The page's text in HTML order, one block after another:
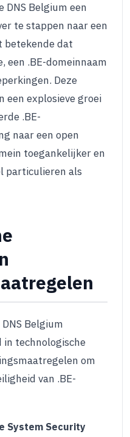
Belgium een
te stappen naar een
betekende dat
een .BE-domeinnaam
Deze
een explosieve groei
.BE-
naar een open
toegankelijker en
particulieren als
Belgium
technologische
om
van .BE-
System Security